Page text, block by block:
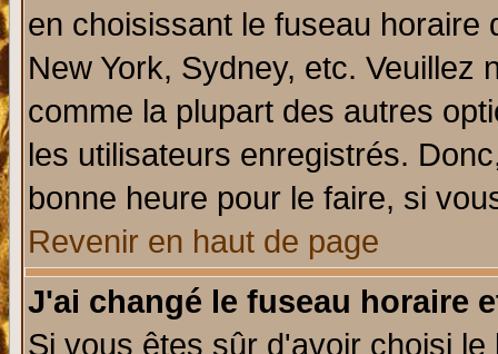
en choisissant le fuseau
New York, Sydney, etc. Veuillez
comme la plupart des autres
les utilisateurs enregistrés.
bonne heure pour le faire, si
Revenir en haut de page
J'ai changé le fuseau horaire
Si vous êtes sûr d'avoir choisi